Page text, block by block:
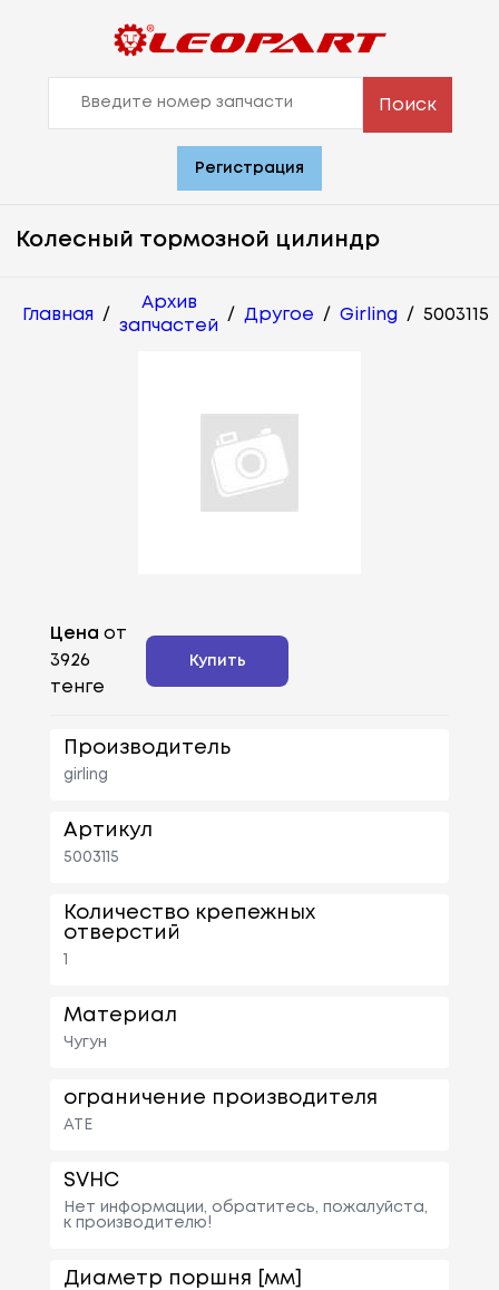
Поиск
Регистрация
Колесный тормозной цилиндр
Главная /
Архив
запчастей
/ Другое / Girling / 5003115
Цена от
3926
тенге
Купить
Производитель
girling
Артикул
5003115
Количество крепежных
отверстий
Материал
Чугун
ограничение производителя
ATE
SVHC
Нет информации, обратитесь, пожалуйста,
к производителю!
Диаметр поршня [мм]